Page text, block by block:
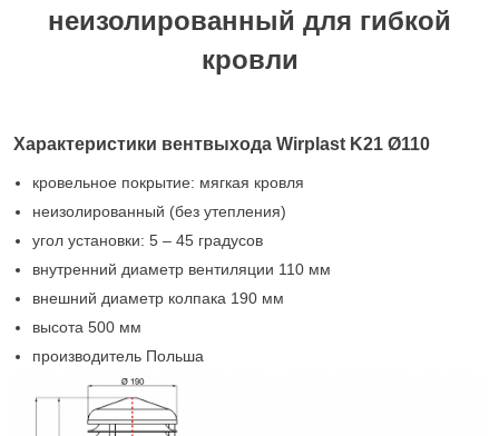
неизолированный для гибкой
кровли
Характеристики вентвыхода Wirplast K21 Ø110
кровельное покрытие: мягкая кровля
неизолированный (без утепления)
угол установки: 5 – 45 градусов
внутренний диаметр вентиляции 110 мм
внешний диаметр колпака 190 мм
высота 500 мм
производитель Польша